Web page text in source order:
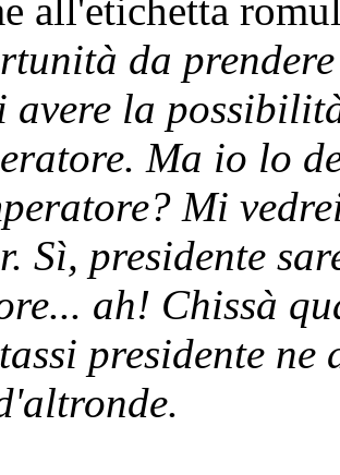
all'etichetta
da
avere la
Ma io lo
Mi
Sì, presidente
ah! Chissà
presidente